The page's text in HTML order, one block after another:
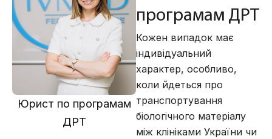
Юрист по програмам
ДРТ
програмам ДРТ
Кожен випадок має
індивідуальний
характер, особливо,
коли йдеться про
транспортування
біологічного матеріалу
між клініками України чи